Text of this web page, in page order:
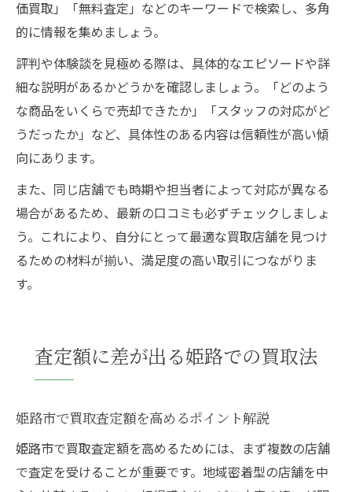
価買取」「無料査定」などのキーワードで検索し、多角
的に情報を集めましょう。
評判や体験談を見極める際は、具体的なエピソードや詳
細な説明があるかどうかを確認しましょう。「どのよう
な商品をいくらで売却できたか」「スタッフの対応がど
うだったか」など、具体性のある内容は信頼性が高い傾
向にあります。
また、同じ店舗でも時期や担当者によって対応が異なる
場合があるため、最新の口コミも必ずチェックしましょ
う。これにより、自分にとって最適な買取店舗を見つけ
るための材料が揃い、満足度の高い取引につながりま
す。
査定額に差が出る姫路での買取法
姫路市で買取査定額を高めるポイント解説
姫路市で買取査定額を高めるためには、まず複数の店舗
で査定を受けることが重要です。地域密着型の店舗を中